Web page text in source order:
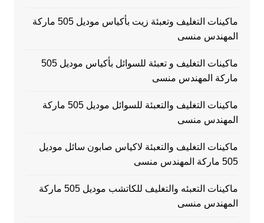
ماكينات التغليف وتعبئة زيت بأكياس موديل 505 ماركة
المهندس منسى
ماكينات التغليف و تعبئة للسوائل بأكياس موديل 505
ماركة المهندس منسى
ماكينات التغليف والتعبئة للسوائل موديل 505 ماركة
المهندس منسى
ماكينات التغليف والتعبئة لاكياس صابون سائل موديل
505 ماركة المهندس منسى
ماكينات التعبئه والتغليف للكاتشب موديل 505 ماركة
المهندس منسى